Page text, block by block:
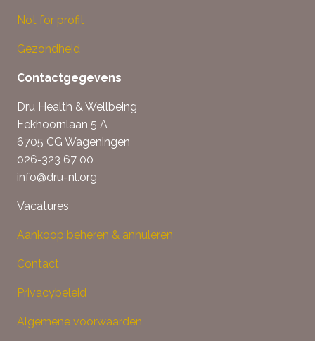
Not for profit
Gezondheid
Contactgegevens
Dru Health & Wellbeing
Eekhoornlaan 5 A
6705 CG Wageningen
026-323 67 00
info@dru-nl.org
Vacatures
Aankoop beheren & annuleren
Contact
Privacybeleid
Algemene voorwaarden